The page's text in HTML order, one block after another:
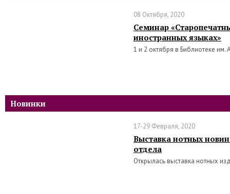
08 Октября, 2020
Семинар
иностранных языках»
1 и 2 октября в Библиотеке
Новинки
17-29 Февраля, 2020
Выставка нотных
отдела
Открылась выставка нотных